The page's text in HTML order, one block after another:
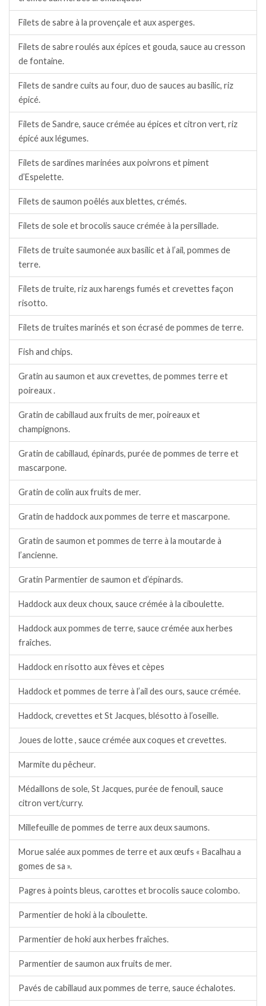
Filets de sabre à la provençale et aux asperges.
Filets de sabre roulés aux épices et gouda, sauce au cresson
de fontaine.
Filets de sandre cuits au four, duo de sauces au basilic, riz
épicé.
Filets de Sandre, sauce crémée au épices et citron vert, riz
épicé aux légumes.
Filets de sardines marinées aux poivrons et piment
d’Espelette.
Filets de saumon poêlés aux blettes, crémés.
Filets de sole et brocolis sauce crémée à la persillade.
Filets de truite saumonée aux basilic et à l’ail, pommes de
terre.
Filets de truite, riz aux harengs fumés et crevettes façon
risotto.
Filets de truites marinés et son écrasé de pommes de terre.
Fish and chips.
Gratin au saumon et aux crevettes, de pommes terre et
poireaux .
Gratin de cabillaud aux fruits de mer, poireaux et
champignons.
Gratin de cabillaud, épinards, purée de pommes de terre et
mascarpone.
Gratin de colin aux fruits de mer.
Gratin de haddock aux pommes de terre et mascarpone.
Gratin de saumon et pommes de terre à la moutarde à
l’ancienne.
Gratin Parmentier de saumon et d’épinards.
Haddock aux deux choux, sauce crémée à la ciboulette.
Haddock aux pommes de terre, sauce crémée aux herbes
fraîches.
Haddock en risotto aux fèves et cèpes
Haddock et pommes de terre à l’ail des ours, sauce crémée.
Haddock, crevettes et St Jacques, blésotto à l’oseille.
Joues de lotte , sauce crémée aux coques et crevettes.
Marmite du pêcheur.
Médaillons de sole, St Jacques, purée de fenouil, sauce
citron vert/curry.
Millefeuille de pommes de terre aux deux saumons.
Morue salée aux pommes de terre et aux œufs « Bacalhau a
gomes de sa ».
Pagres à points bleus, carottes et brocolis sauce colombo.
Parmentier de hoki à la ciboulette.
Parmentier de hoki aux herbes fraîches.
Parmentier de saumon aux fruits de mer.
Pavés de cabillaud aux pommes de terre, sauce échalotes.